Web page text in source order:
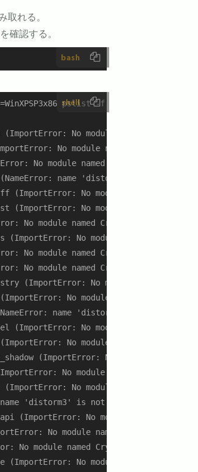
取れる。
確認する。
bash
shell
pslist -f
No module named
No module named Crypto.Hash)
No module named Crypto.Hash)
name 'distorm3' is not
No module named
No module named
module named Crypto.Hash)
No module named
module named Crypto.Hash)
module named Crypto.Hash)
No module named
No module named Crypto.Hash)
name 'distorm3' is not defined)
No module named distorm3)
No module named Crypto.Hash)
(ImportError: No module named
No module named Crypto.Hash)
No module named
'distorm3' is not defined)
No module named
No module named distorm3)
module named Crypto.Hash)
No module named